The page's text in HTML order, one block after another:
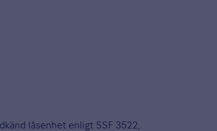
låsenhet enligt SSF 3522,